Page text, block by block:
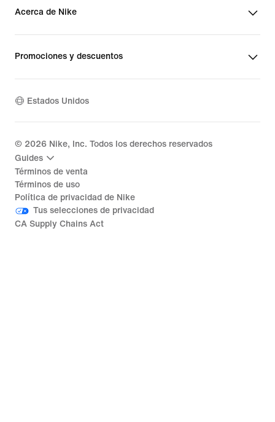
Acerca de Nike
Promociones y descuentos
Estados Unidos
© 2026 Nike, Inc. Todos los derechos reservados
Guides
Términos de venta
Términos de uso
Política de privacidad de Nike
Tus selecciones de privacidad
CA Supply Chains Act